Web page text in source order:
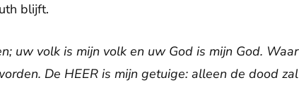
blijft.
uw volk is mijn volk en uw God is mijn God. Waar
De HEER is mijn getuige: alleen de dood zal